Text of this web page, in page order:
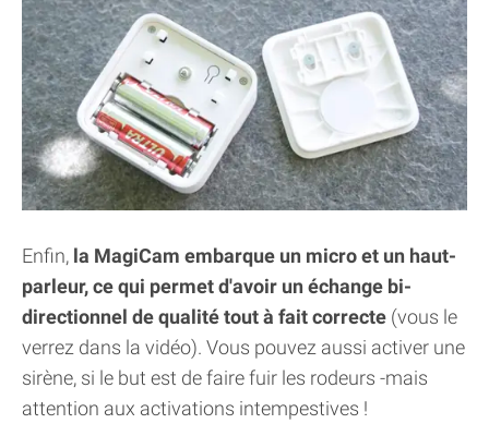
Enfin, la MagiCam embarque un micro et un haut-
parleur, ce qui permet d'avoir un échange bi-
directionnel de qualité tout à fait correcte (vous le
verrez dans la vidéo). Vous pouvez aussi activer une
sirène, si le but est de faire fuir les rodeurs -mais
attention aux activations intempestives !